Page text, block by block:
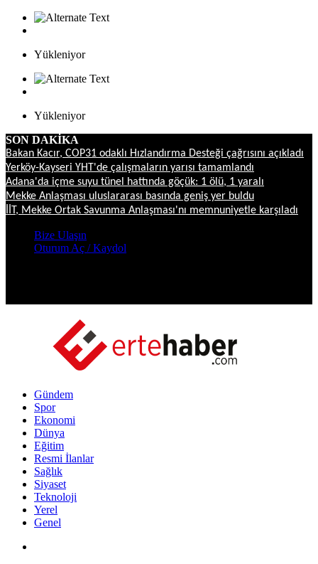
Yükleniyor
Yükleniyor
SON DAKİKA
Bakan Kacır, COP31 odaklı Hızlandırma Desteği çağrısını açıkladı
Yerköy-Kayseri YHT'de çalışmaların yarısı tamamlandı
Adana'da içme suyu tünel hattında göçük: 1 ölü, 1 yaralı
Mekke Anlaşması uluslararası basında geniş yer buldu
İİT, Mekke Ortak Savunma Anlaşması'nı memnuniyetle karşıladı
Bize Ulaşın
Oturum Aç / Kaydol
Gündem
Spor
Ekonomi
Dünya
Eğitim
Resmi İlanlar
Sağlık
Siyaset
Teknoloji
Yerel
Genel